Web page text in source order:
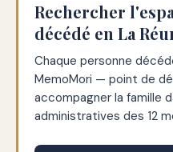
Rechercher
décédé en La
Chaque personne
MemoMori — point de
accompagner la famille
administratives des 12